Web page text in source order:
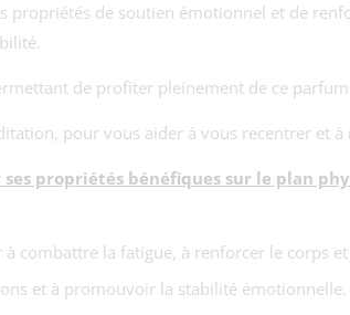
propriétés de soutien émotionnel et de
de profiter pleinement de ce
pour vous aider à vous recentrer et
propriétés bénéfiques sur le plan
combattre la fatigue, à renforcer le corps
et à promouvoir la stabilité